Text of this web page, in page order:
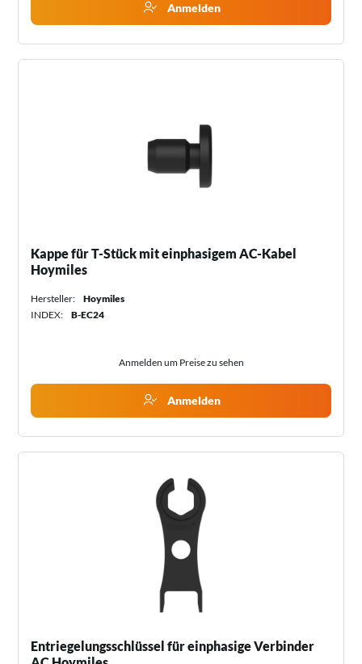
Anmelden
Kappe für T-Stück mit einphasigem AC-Kabel
Hoymiles
Hersteller:
Hoymiles
INDEX:
B-EC24
Anmelden um Preise zu sehen
Anmelden
Entriegelungsschlüssel für einphasige Verbinder